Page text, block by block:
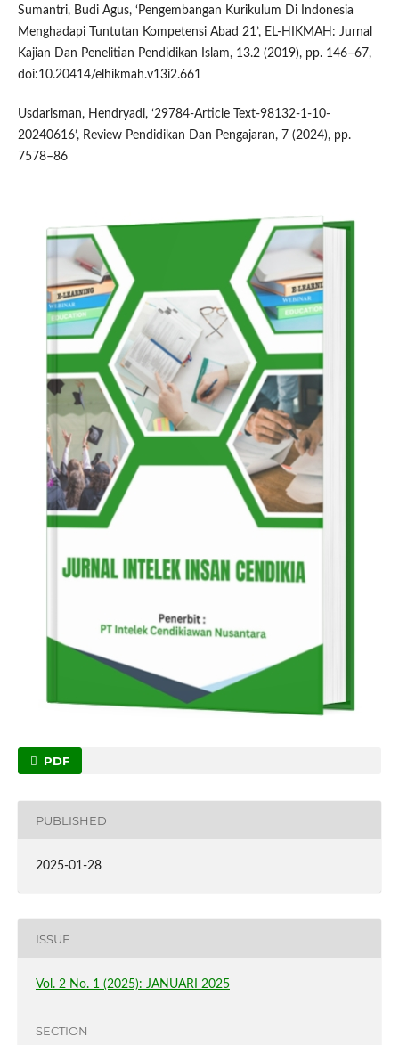
Sumantri, Budi Agus, ‘Pengembangan Kurikulum Di Indonesia
Menghadapi Tuntutan Kompetensi Abad 21’, EL-HIKMAH: Jurnal
Kajian Dan Penelitian Pendidikan Islam, 13.2 (2019), pp. 146–67,
doi:10.20414/elhikmah.v13i2.661
Usdarisman, Hendryadi, ‘29784-Article Text-98132-1-10-
20240616’, Review Pendidikan Dan Pengajaran, 7 (2024), pp.
7578–86
PDF
PUBLISHED
2025-01-28
ISSUE
Vol. 2 No. 1 (2025): JANUARI 2025
SECTION